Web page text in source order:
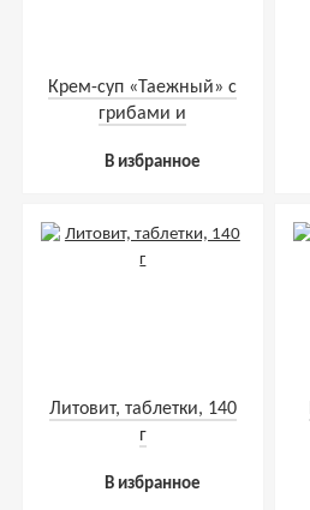
Крем-суп «Таежный» с
грибами и
В избранное
Литовит, таблетки, 140
г
В избранное